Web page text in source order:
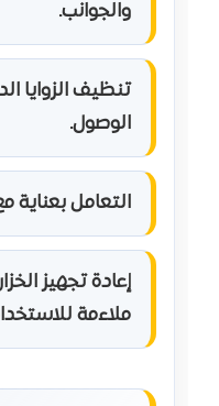
والجوانب.
تنظيف الزوايا
الوصول.
التعامل بعناية
إعادة تجهيز
ملاءمة